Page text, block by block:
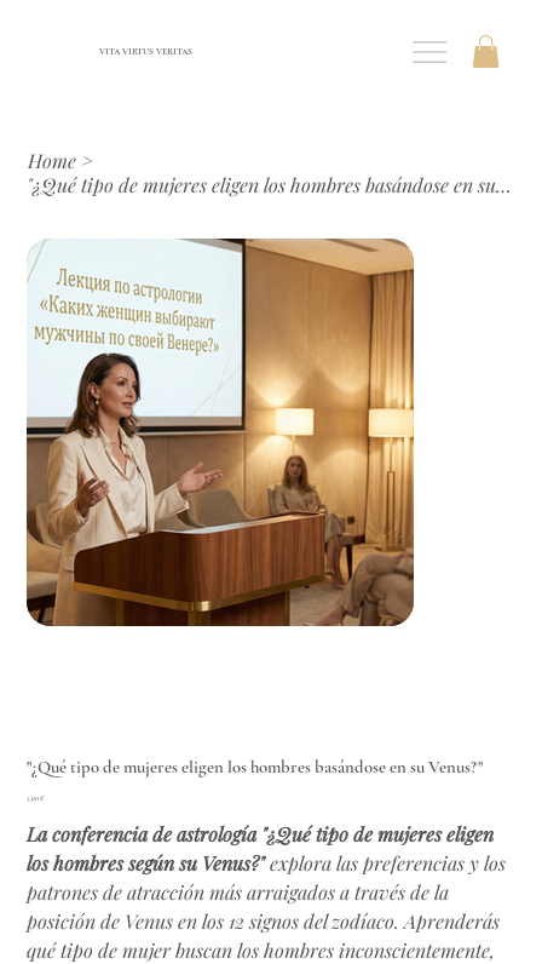
VITA VIRTUS VERITAS
Home >
"¿Qué tipo de mujeres eligen los hombres basándose en su Venus?"
"¿Qué tipo de mujeres eligen los hombres basándose en su Venus?"
Precio
5,90 €
La conferencia de astrología "¿Qué tipo de mujeres eligen
los hombres según su Venus?"explora las preferencias y los
patrones de atracción más arraigados a través de la
posición de Venus en los 12 signos del zodíaco. Aprenderás
qué tipo de mujer buscan los hombres inconscientemente,